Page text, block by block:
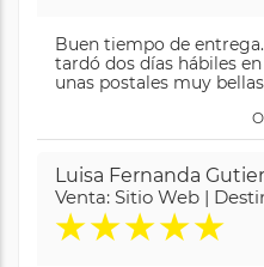
Buen tiempo de
tardó dos días hábiles
unas postales muy
Luisa Fernanda
Venta: Sitio Web |
★★★★★